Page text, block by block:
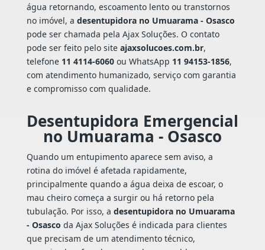
água retornando, escoamento lento ou transtornos
no imóvel, a desentupidora no Umuarama - Osasco
pode ser chamada pela Ajax Soluções. O contato
pode ser feito pelo site ajaxsolucoes.com.br,
telefone 11 4114-6060ou WhatsApp 11 94153-1856,
com atendimento humanizado, serviço com garantia
e compromisso com qualidade.
Desentupidora Emergencial
no Umuarama - Osasco
Quando um entupimento aparece sem aviso, a
rotina do imóvel é afetada rapidamente,
principalmente quando a água deixa de escoar, o
mau cheiro começa a surgir ou há retorno pela
tubulação. Por isso, a desentupidora no Umuarama
- Osasco da Ajax Soluções é indicada para clientes
que precisam de um atendimento técnico,